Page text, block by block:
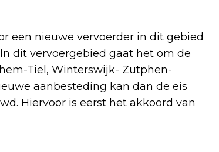
een nieuwe vervoerder in dit gebied
dit vervoergebied gaat het om de
Tiel, Winterswijk- Zutphen-
aanbesteding kan dan de eis
Hiervoor is eerst het akkoord van